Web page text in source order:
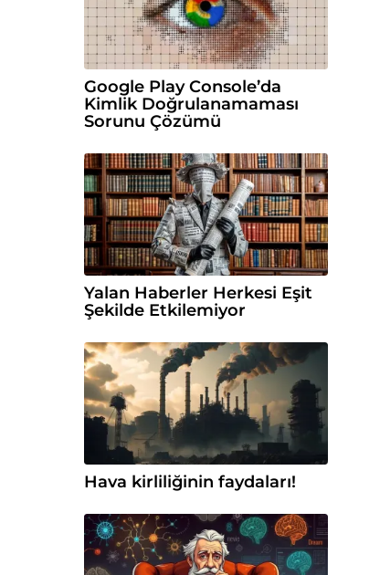
Google Play Console’da
Kimlik Doğrulanamaması
Sorunu Çözümü
Yalan Haberler Herkesi Eşit
Şekilde Etkilemiyor
Hava kirliliğinin faydaları!